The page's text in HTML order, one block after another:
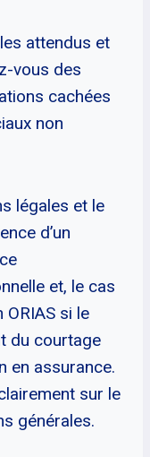
attendus et
vous des
cachées
non
légales et le
d’un
et, le cas
ORIAS si le
du courtage
en assurance.
sur le
générales.